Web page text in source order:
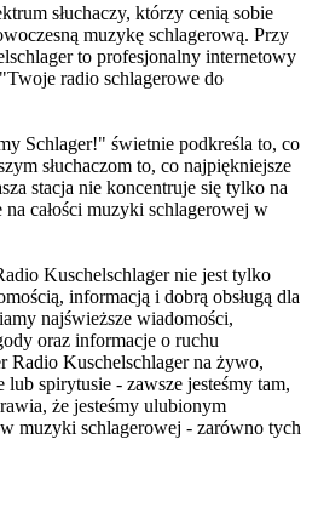
słuchaczy, którzy cenią sobie
muzykę schlagerową. Przy
to profesjonalny internetowy
radio schlagerowe do
Schlager!" świetnie podkreśla to, co
słuchaczom to, co najpiękniejsze
stacja nie koncentruje się tylko na
całości muzyki schlagerowej w
Kuschelschlager nie jest tylko
informacją i dobrą obsługą dla
najświeższe wiadomości,
oraz informacje o ruchu
Radio Kuschelschlager na żywo,
spirytusie - zawsze jesteśmy tam,
że jesteśmy ulubionym
muzyki schlagerowej - zarówno tych